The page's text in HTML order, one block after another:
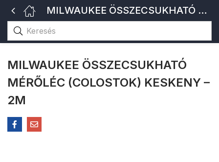
MILWAUKEE ÖSSZECSUKHATÓ MÉRŐLÉC (COLOSTOK) KESKENY – 2M
MILWAUKEE ÖSSZECSUKHATÓ
MÉRŐLÉC (COLOSTOK) KESKENY –
2M